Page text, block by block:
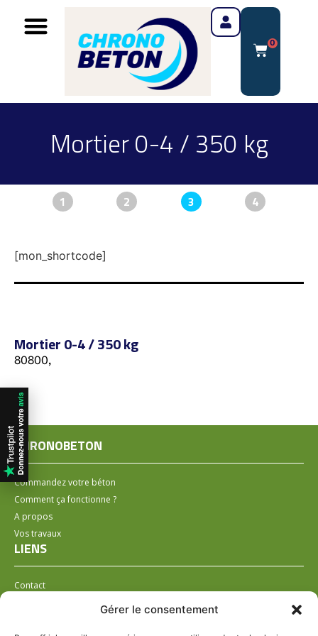
Gérer le consentement
0
Mortier 0-4 / 350 kg
1 2 3 4
[mon_shortcode]
Mortier 0-4 / 350 kg
80800,
CHRONOBETON
Commandez votre béton
Comment ça fonctionne ?
A propos
Vos travaux
LIENS
Contact